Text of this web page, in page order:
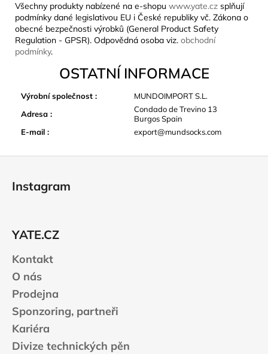
Všechny produkty nabízené na e-shopu www.yate.cz splňují
podmínky dané legislativou EU i České republiky vč. Zákona o
obecné bezpečnosti výrobků (General Product Safety
Regulation - GPSR). Odpovědná osoba viz. obchodní
podmínky.
OSTATNÍ INFORMACE
Výrobní společnost :
MUNDOIMPORT S.L.
Adresa :
Condado de Trevino 13
Burgos Spain
E-mail : export@mundsocks.com
Instagram
YATE.CZ
Kontakt
O nás
Prodejna
Sponzoring, partneři
Kariéra
Divize technických pěn